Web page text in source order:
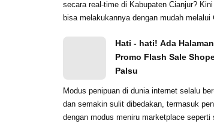
secara real-time di Kabupaten Cianjur?
bisa melakukannya dengan mudah melalui
Hati - hati! Ada Halaman
Promo Flash Sale
Palsu
Modus penipuan di dunia internet selalu
dan semakin sulit dibedakan, termasuk
dengan modus meniru marketplace seperti